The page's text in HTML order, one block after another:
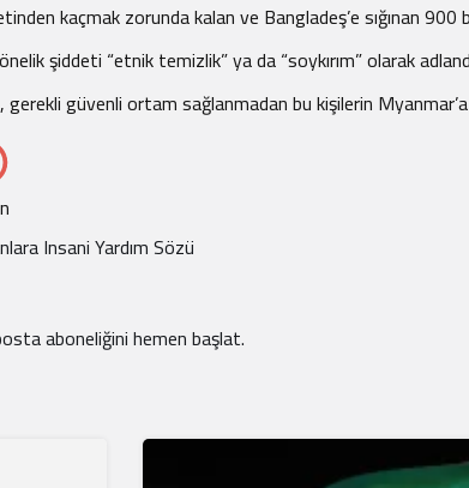
kaçmak zorunda kalan ve Bangladeş’e sığınan
şiddeti “etnik temizlik” ya da “soykırım” olarak
gerekli güvenli ortam sağlanmadan bu kişilerin
Insani Yardım Sözü
aboneliğini hemen başlat.